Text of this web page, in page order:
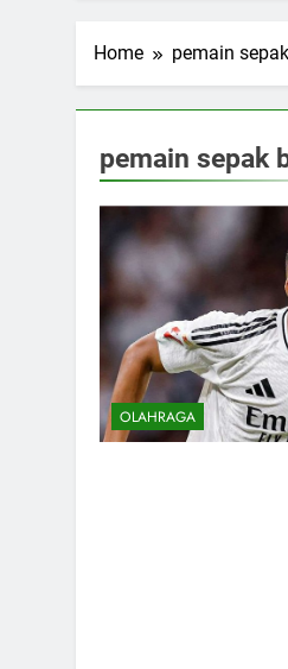
Home pemain
pemain sepak
OLAHRAGA